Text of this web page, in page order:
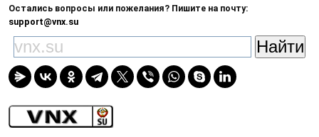
Остались вопросы или пожелания? Пишите на почту:
support@vnx.su